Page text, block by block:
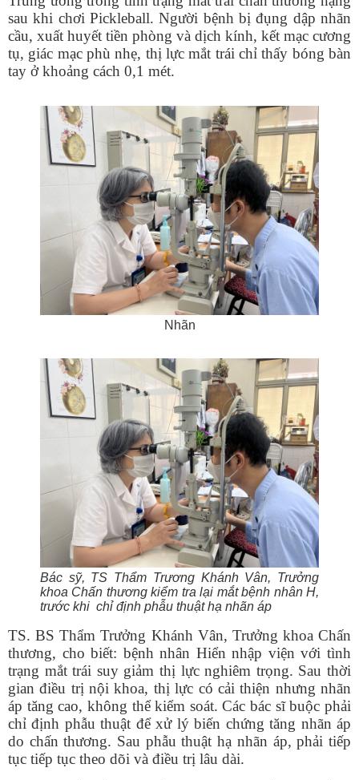
sau khi chơi Pickleball. Người bệnh bị đụng dập nhãn
cầu, xuất huyết tiền phòng và dịch kính, kết mạc cương
tụ, giác mạc phù nhẹ, thị lực mắt trái chỉ thấy bóng bàn
tay ở khoảng cách 0,1 mét.
Nhãn
Bác sỹ, TS Thẩm Trương Khánh Vân, Trưởng
khoa Chấn thương kiểm tra lại mắt bệnh nhân H,
trước khi chỉ định phẫu thuật hạ nhãn áp
TS. BS Thẩm Trưởng Khánh Vân, Trưởng khoa Chấn
thương, cho biết: bệnh nhân Hiển nhập viện với tình
trạng mắt trái suy giảm thị lực nghiêm trọng. Sau thời
gian điều trị nội khoa, thị lực có cải thiện nhưng nhãn
áp tăng cao, không thể kiểm soát. Các bác sĩ buộc phải
chỉ định phẫu thuật để xử lý biến chứng tăng nhãn áp
do chấn thương. Sau phẫu thuật hạ nhãn áp, phải tiếp
tục tiếp tục theo dõi và điều trị lâu dài.